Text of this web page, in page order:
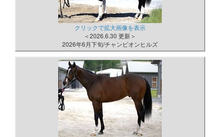
クリックで拡大画像を表示
＜2026.6.30 更新＞
2026年6月下旬/チャンピオンヒルズ